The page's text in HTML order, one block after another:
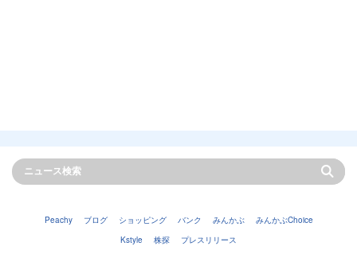
Peachy ブログ ショッピング バンク みんかぶ
みんかぶChoice
Kstyle
株探 プレスリリース